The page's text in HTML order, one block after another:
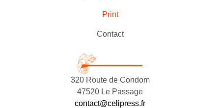
Print
Contact
320 Route de Condom
47520 Le Passage
contact@celipress.fr